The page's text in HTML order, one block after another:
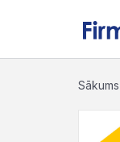
Sākums